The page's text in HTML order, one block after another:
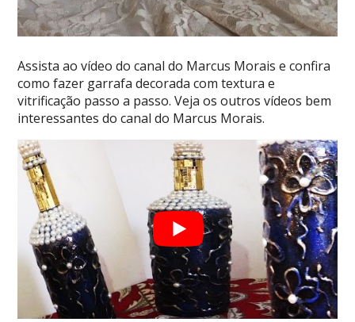
Assista ao vídeo do canal do Marcus Morais e confira
como fazer garrafa decorada com textura e
vitrificação passo a passo. Veja os outros vídeos bem
interessantes do canal do Marcus Morais.